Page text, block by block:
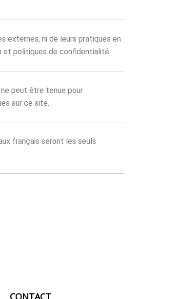
externes, ni de leurs pratiques en
et politiques de confidentialité.
peut être tenue pour
sur ce site.
français seront les seuls